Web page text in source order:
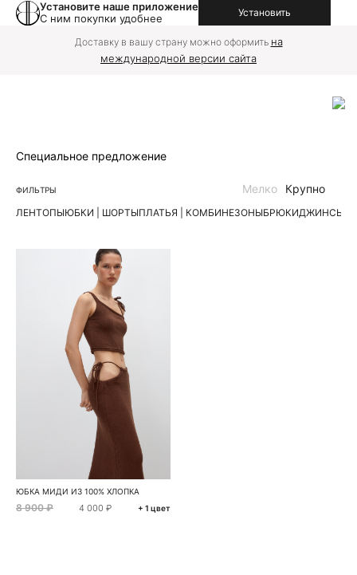
Установите наше приложение
С ним покупки удобнее
Установить
Доставку в вашу страну можно оформить на
международной версии сайта
Специальное предложение
ФИЛЬТРЫ
ЛЕНТОПЫЮБКИ | ШОРТЫПЛАТЬЯ | КОМБИНЕЗОНЫБРЮКИДЖИНСЫ
Мелко Крупно
ЮБКА МИДИ ИЗ 100% ХЛОПКА
8 900 ₽ 4 000 ₽ + 1 цвет